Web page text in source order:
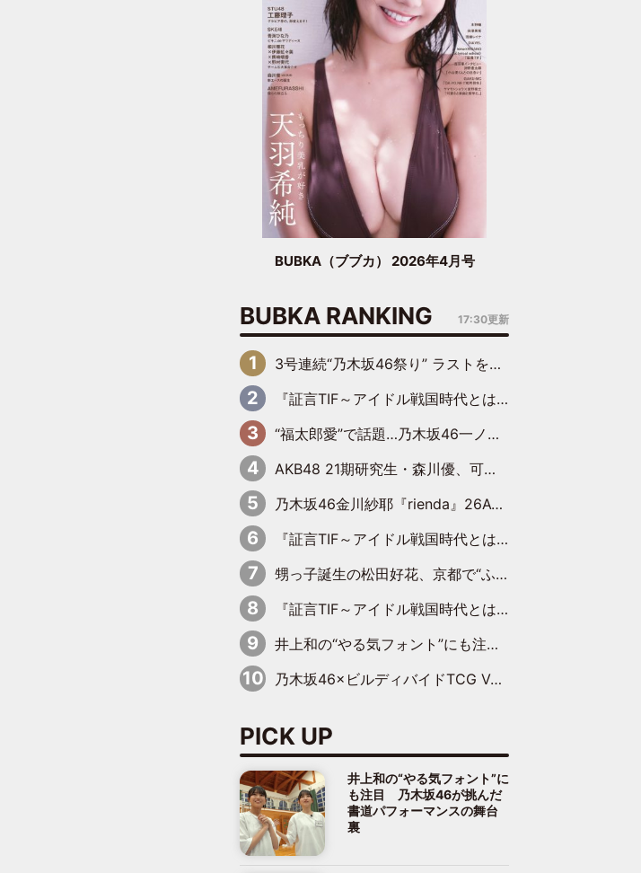
BUBKA（ブブカ） 2026年4月号
BUBKA RANKING 17:30更新
3号連続“乃木坂46祭り” ラストを飾るのは賀喜遥香…5年ぶりの登場に「5年分大人になった私を見ていただけたら」
『証言TIF～アイドル戦国時代とはなんだったのか～』第6回：でんぱ組.inc・古川未鈴×相沢梨紗「『ハロプロやりたかったな』って言ったら、夢眠ねむさんに『てめえはでんぱ組．incなんだよ！』って肩パンされて(笑)」
“福太郎愛”で話題…乃木坂46一ノ瀬美空、地元福岡『めんべい25周年トップサポーター』に就任
AKB48 21期研究生・森川優、可愛さもある大人の女性に
乃木坂46金川紗耶『rienda』26AW LOOKモデルに就任
『証言TIF～アイドル戦国時代とはなんだったのか～』第11回：私立恵比寿中学・真山りか×安本彩花「TIFで10年ぶりのキョンシーメイクをしたら、場を完全に引かせてしまって。時代が変わったんだなって」
甥っ子誕生の松田好花、京都で“ふたつの家族”をはしご！ “母”黒谷友香に見送られ、“父”松岡昌宏とはハシゴ酒
『証言TIF～アイドル戦国時代とはなんだったのか～』第10回：さくら学院・武藤彩未×飯田らうら「正直、中3で辞めるというのを信じてなくて。そう言われてはいたけど、嘘でしょって」
井上和の“やる気フォント”にも注目 乃木坂46が挑んだ書道パフォーマンスの舞台裏
乃木坂46×ビルディバイドTCG Vol.2公開 賀喜遥香＆田村真佑が『京まふ』ステージに登壇
PICK UP
井上和の“やる気フォント”に
も注目 乃木坂46が挑んだ
書道パフォーマンスの舞台
裏